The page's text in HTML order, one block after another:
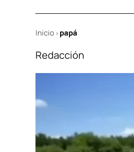
Inicio > papá
Redacción